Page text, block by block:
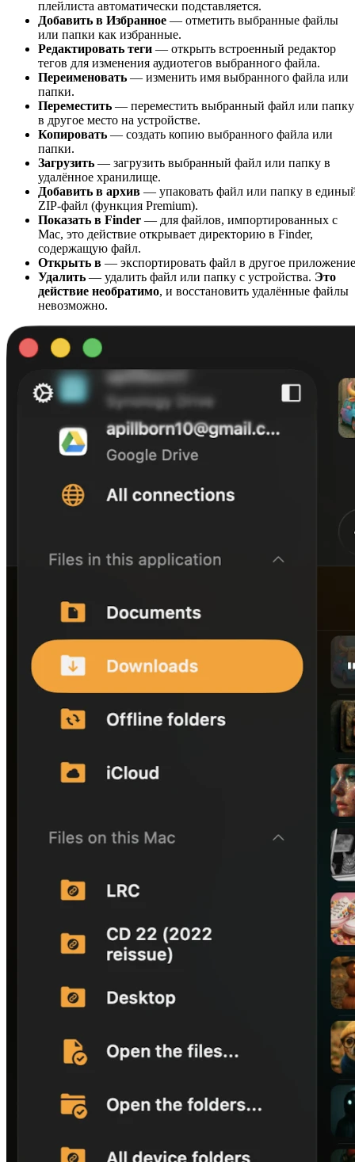
плейлиста автоматически подставляется.
Добавить в Избранное — отметить выбранные файлы
или папки как избранные.
Редактировать теги — открыть встроенный редактор
тегов для изменения аудиотегов выбранного файла.
Переименовать — изменить имя выбранного файла или
папки.
Переместить — переместить выбранный файл или папку
в другое место на устройстве.
Копировать — создать копию выбранного файла или
папки.
Загрузить — загрузить выбранный файл или папку в
удалённое хранилище.
Добавить в архив — упаковать файл или папку в
ZIP-файл (функция Premium).
Показать в Finder — для файлов, импортированных с
Mac, это действие открывает директорию в Finder,
содержащую файл.
Открыть в — экспортировать файл в другое
Удалить — удалить файл или папку с устройства. Это
действие необратимо, и восстановить удалённые файлы
невозможно.